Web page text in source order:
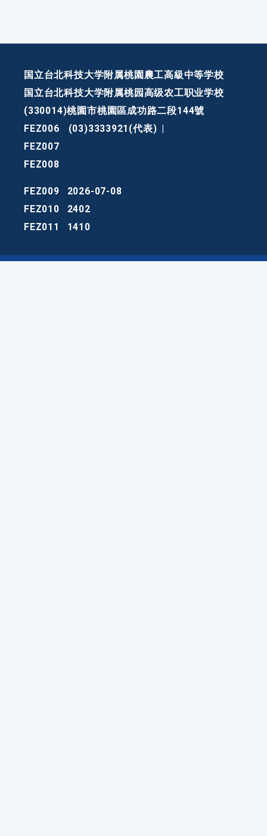
国立台北科技大学附属桃園農工高級中等学校
国立台北科技大学附属桃园高级农工职业学校
(330014)桃園市桃園區成功路二段144號
FEZ006
(03)3333921(代表)
FEZ007
FEZ008
FEZ009
2026-07-08
FEZ010
2402
FEZ011
1410